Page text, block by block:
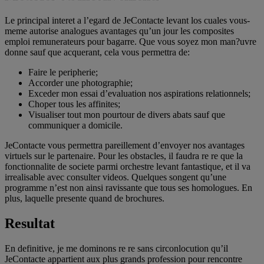
Le principal interet a l’egard de JeContacte levant los cuales vous-
meme autorise analogues avantages qu’un jour les composites
emploi remunerateurs pour bagarre. Que vous soyez mon man?uvre
donne sauf que acquerant, cela vous permettra de:
Faire le peripherie;
Accorder une photographie;
Exceder mon essai d’evaluation nos aspirations relationnels;
Choper tous les affinites;
Visualiser tout mon pourtour de divers abats sauf que
communiquer a domicile.
JeContacte vous permettra pareillement d’envoyer nos avantages
virtuels sur le partenaire. Pour les obstacles, il faudra re re que la
fonctionnalite de societe parmi orchestre levant fantastique, et il va
irrealisable avec consulter videos. Quelques songent qu’une
programme n’est non ainsi ravissante que tous ses homologues. En
plus, laquelle presente quand de brochures.
Resultat
En definitive, je me dominons re re sans circonlocution qu’il
JeContacte appartient aux plus grands profession pour rencontre